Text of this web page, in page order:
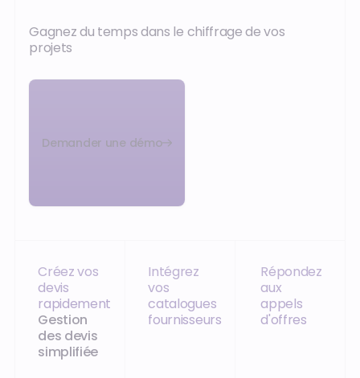
Gagnez du temps dans le chiffrage de vos
projets
‍Demander une démo
Créez vos
devis
rapidement
Gestion
des devis
simplifiée
Intégrez
vos
catalogues
fournisseurs
Répondez
aux
appels
d'offres